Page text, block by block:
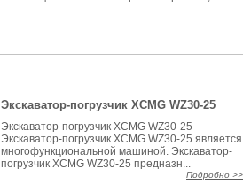
Экскаватор-погрузчик XCMG WZ30-25
Экскаватор-погрузчик XCMG WZ30-25
Экскаватор-погрузчик XCMG WZ30-25 является
многофункциональной машиной. Экскаватор-
погрузчик XCMG WZ30-25 предназн...
Подробно >>